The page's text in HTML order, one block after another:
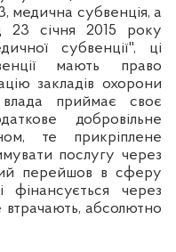
медична субвенція, а
січня 2015 року
субвенції", ці
мають право
закладів охорони
приймає своє
добровільне
те прикріплене
послугу через
перейшов в сферу
фінансується через
втрачають, абсолютно